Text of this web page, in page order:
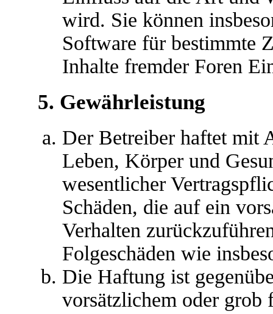
wird. Sie können
Software für bestimmte
Inhalte fremder Foren
5. Gewährleistung
Der Betreiber haftet mit
Leben, Körper und
wesentlicher
Schäden, die auf ein
Verhalten
Folgeschäden wie
Die Haftung ist
vorsätzlichem oder grob